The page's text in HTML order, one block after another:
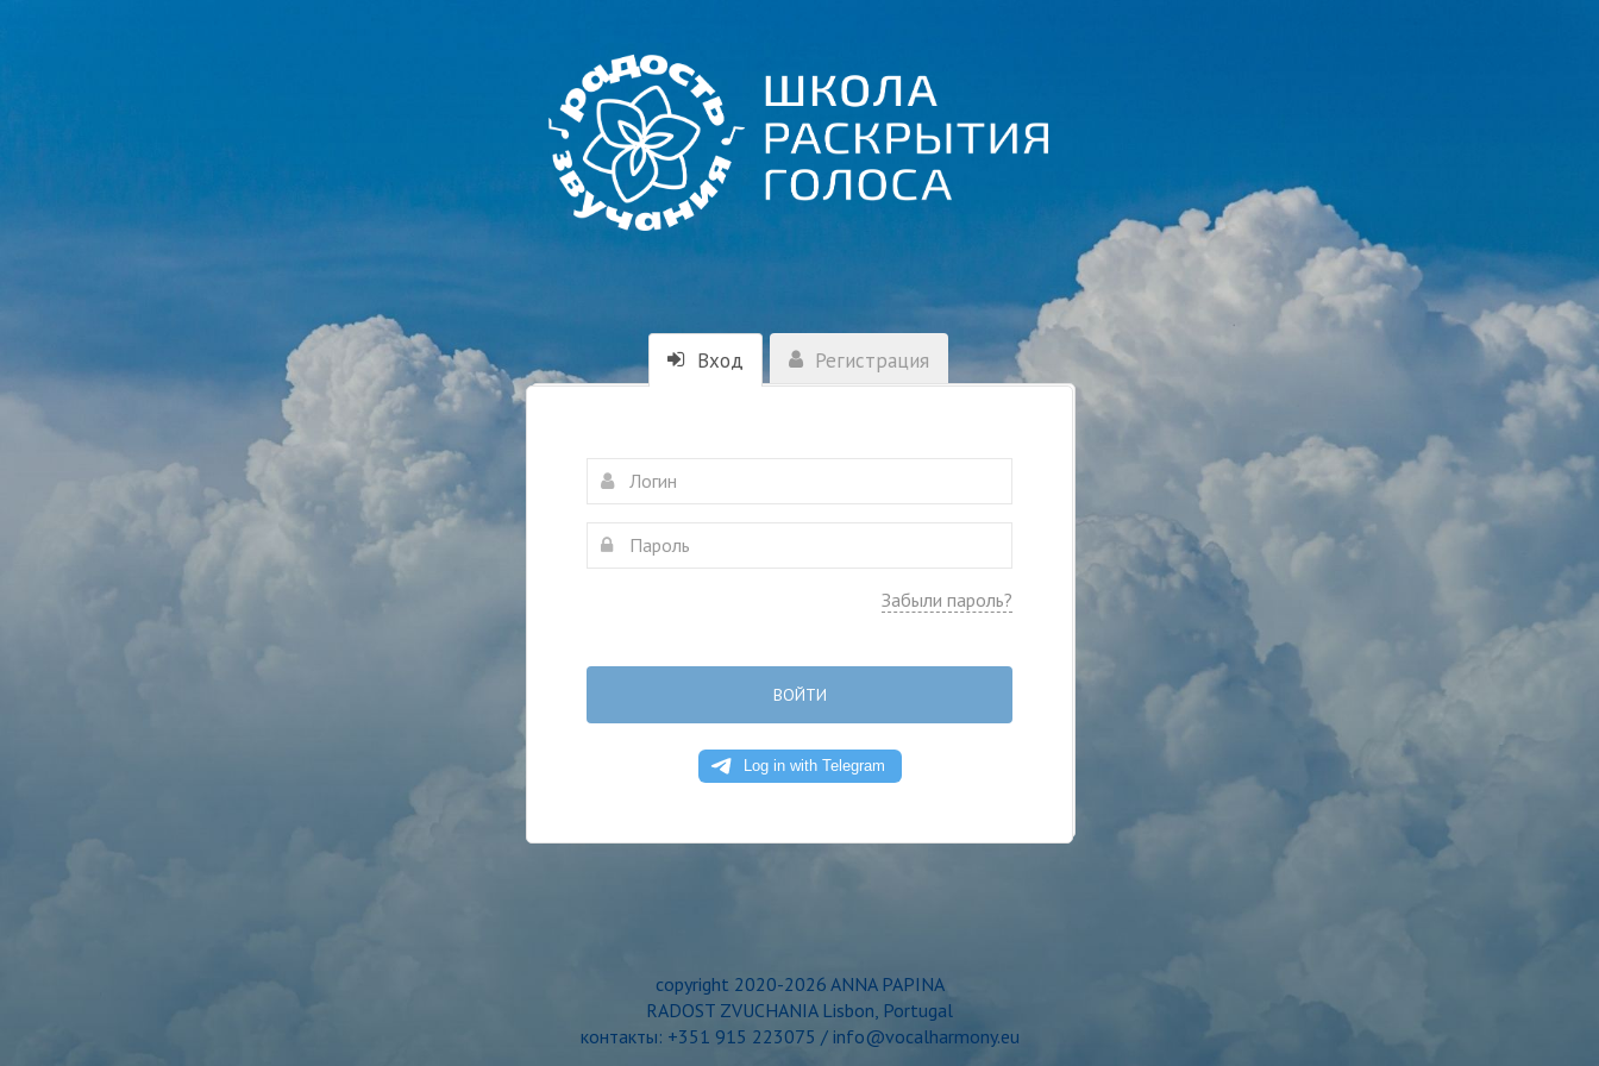
Вход Регистрация
Забыли пароль?
ВОЙТИ
copyright 2020-2026 ANNA PAPINA
RADOST ZVUCHANIA Lisbon, Portugal
контакты: +351 915 223075 / info@vocalharmony.eu